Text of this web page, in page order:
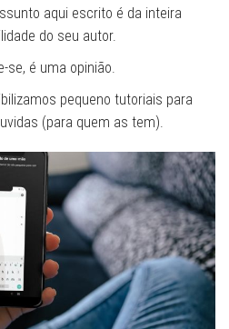
aqui escrito é da inteira
do seu autor.
se, é uma opinião.
pequeno tutoriais para
(para quem as tem).